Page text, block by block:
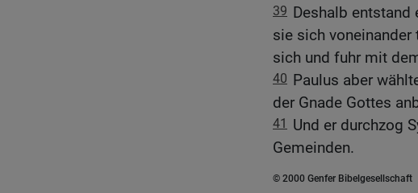
39 Deshalb entstand
sie sich voneinander
sich und fuhr mit
40 Paulus aber
der Gnade Gottes
41 Und er durchzog
Gemeinden.
© 2000 Genfer Bibelgesellschaft